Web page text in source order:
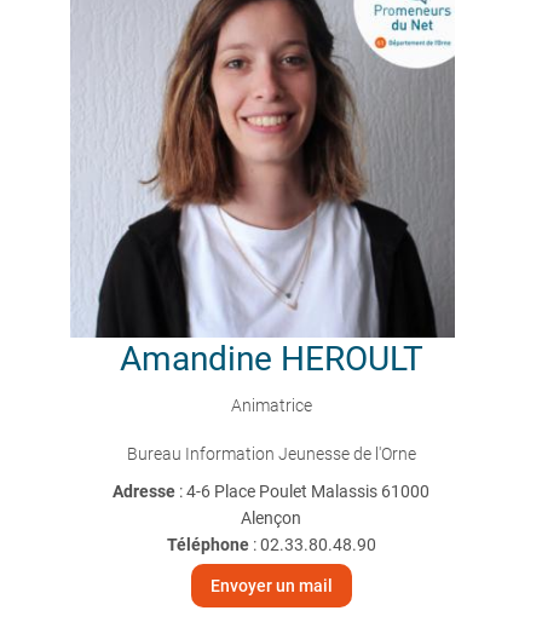
Amandine HEROULT
Animatrice
Bureau Information Jeunesse de l'Orne
Adresse : 4-6 Place Poulet Malassis 61000
Alençon
Téléphone:02.33.80.48.90
Envoyer un mail